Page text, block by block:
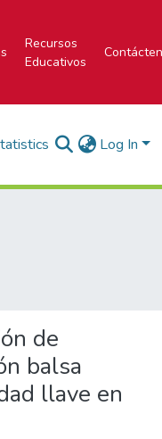
Recursos
Educativos
Log In
de
balsa
llave en